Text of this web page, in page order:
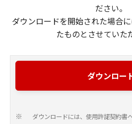
ださい。
ダウンロードを開始された場合
たものとさせていた
ダウンロー
※ ダウンロードには、使用許諾契約書